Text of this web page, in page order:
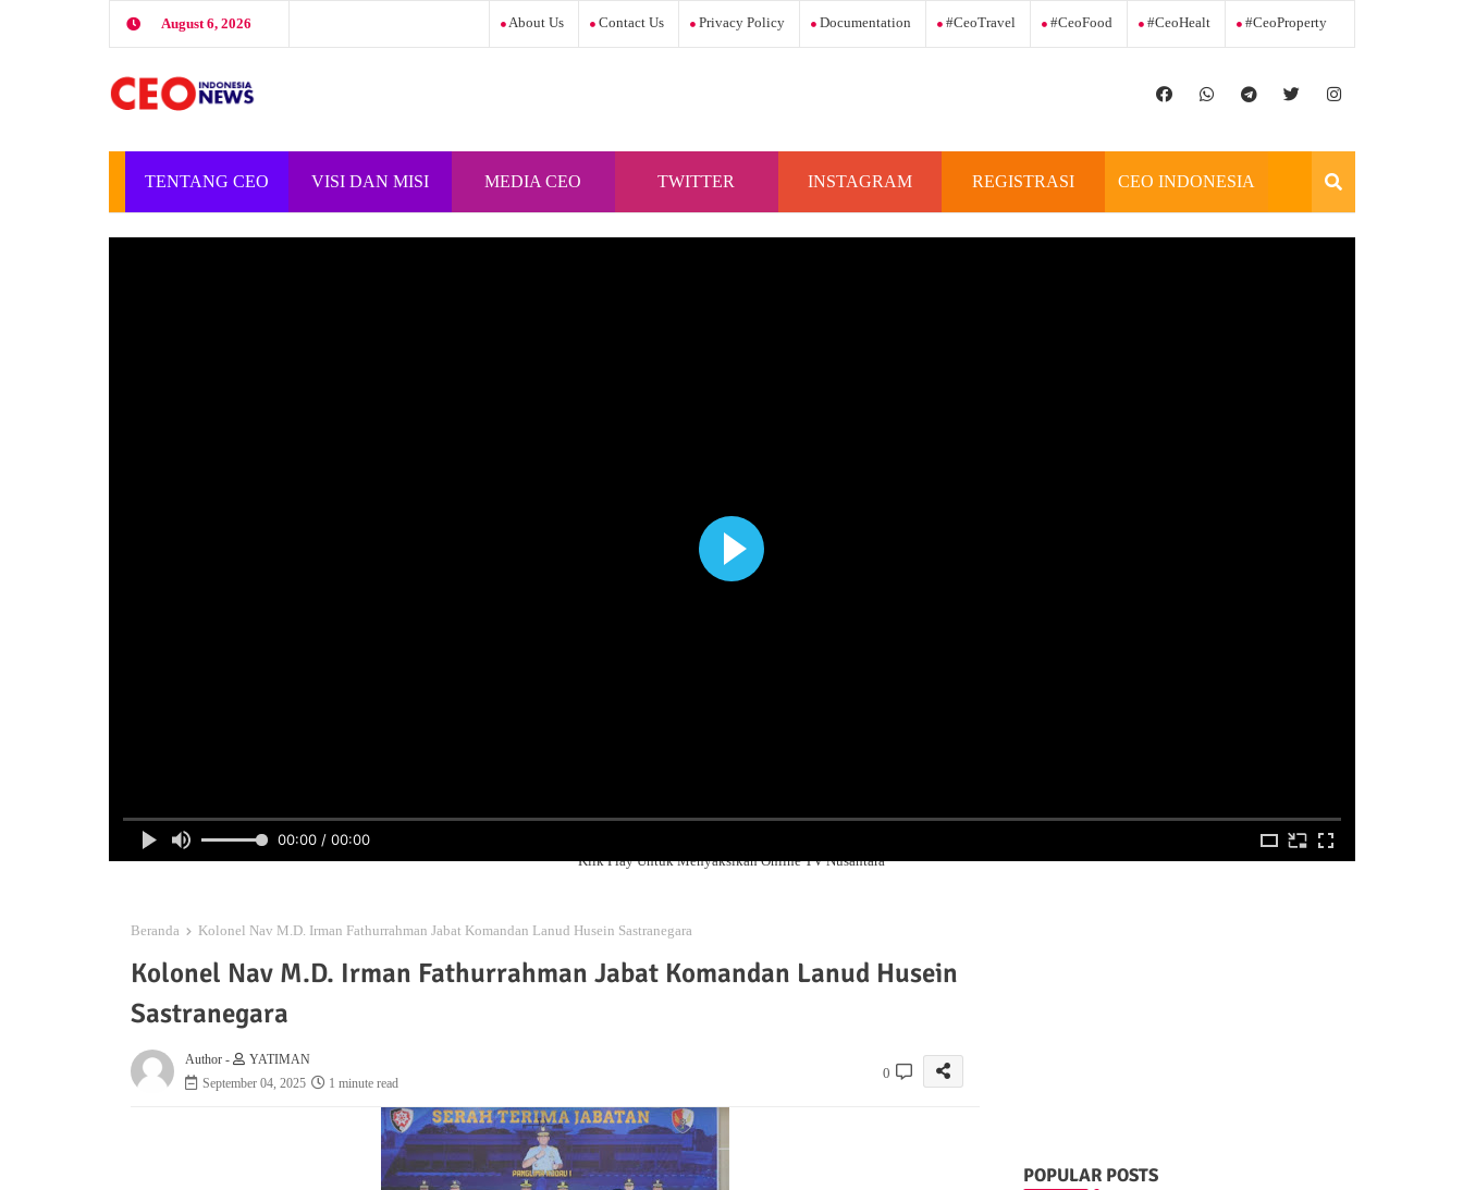
August 6, 2026 About Us Contact Us Privacy Policy Documentation #ceoTravel #ceoFood #ceoHealt #ceoProperty
TENTANG CEO
INDONESIA
VISI DAN MISI
CEO INDONESIA
MEDIA CEO
INDONESIA
TWITTER INSTAGRAM REGISTRASI CEO INDONESIA
OFFICIAL
00:00 / 00:00
Klik Play Untuk Menyaksikan Online TV Nusantara
Beranda Kolonel Nav M.D. Irman Fathurrahman Jabat Komandan Lanud Husein Sastranegara
Kolonel Nav M.D. Irman Fathurrahman Jabat Komandan Lanud Husein
Sastranegara
Author -
YATIMAN
September 04, 2025
1 minute read
0
POPULAR POSTS